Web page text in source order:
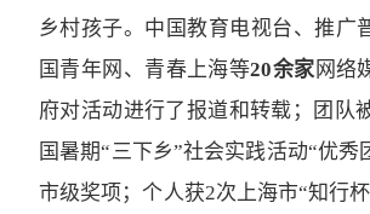
乡村孩子。中国教育电视台、推广
国青年网、青春上海等20余家 网络
府对活动进行了报道和转载；团队
国暑期“三下乡”社会实践活动“优秀
市级奖项；个人获2次上海市“知行